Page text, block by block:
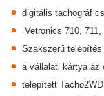
digitális tachográf
Vetronics 710,
Szakszerű
a vállalati kártya
telepített